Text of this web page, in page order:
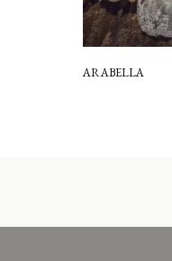
ARABELLA